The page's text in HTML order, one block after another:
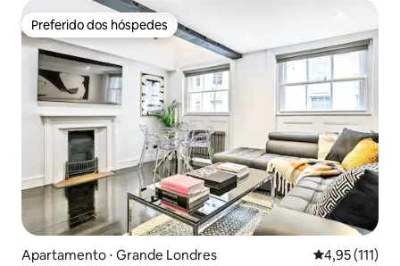
Preferido dos hóspedes
Preferido dos hóspedes
Apartamento ⋅ Grande Londres 4,95 de uma
4,95 (111)